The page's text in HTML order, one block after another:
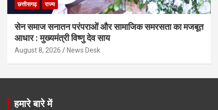
छत्तीसगढ़ राज्य
सेन समाज सनातन परंपराओं और सामाजिक समरसता का मजबूत
आधार : मुख्यमंत्री विष्णु देव साय
August 8, 2026 News Desk
हमारे बारे में